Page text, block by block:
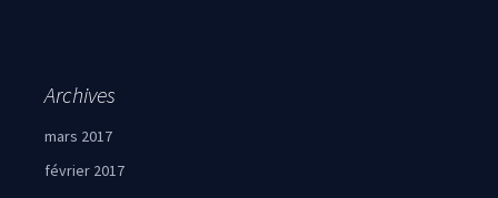
Archives
mars 2017
février 2017